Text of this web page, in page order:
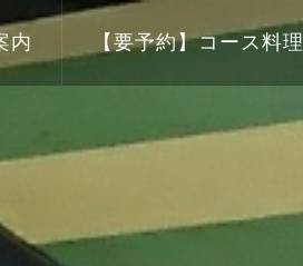
内 【要予約】コース料理